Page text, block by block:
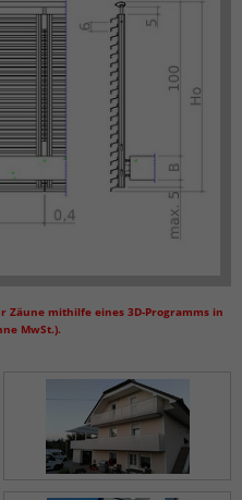
Zäune mithilfe eines 3D-Programms in
MwSt.).